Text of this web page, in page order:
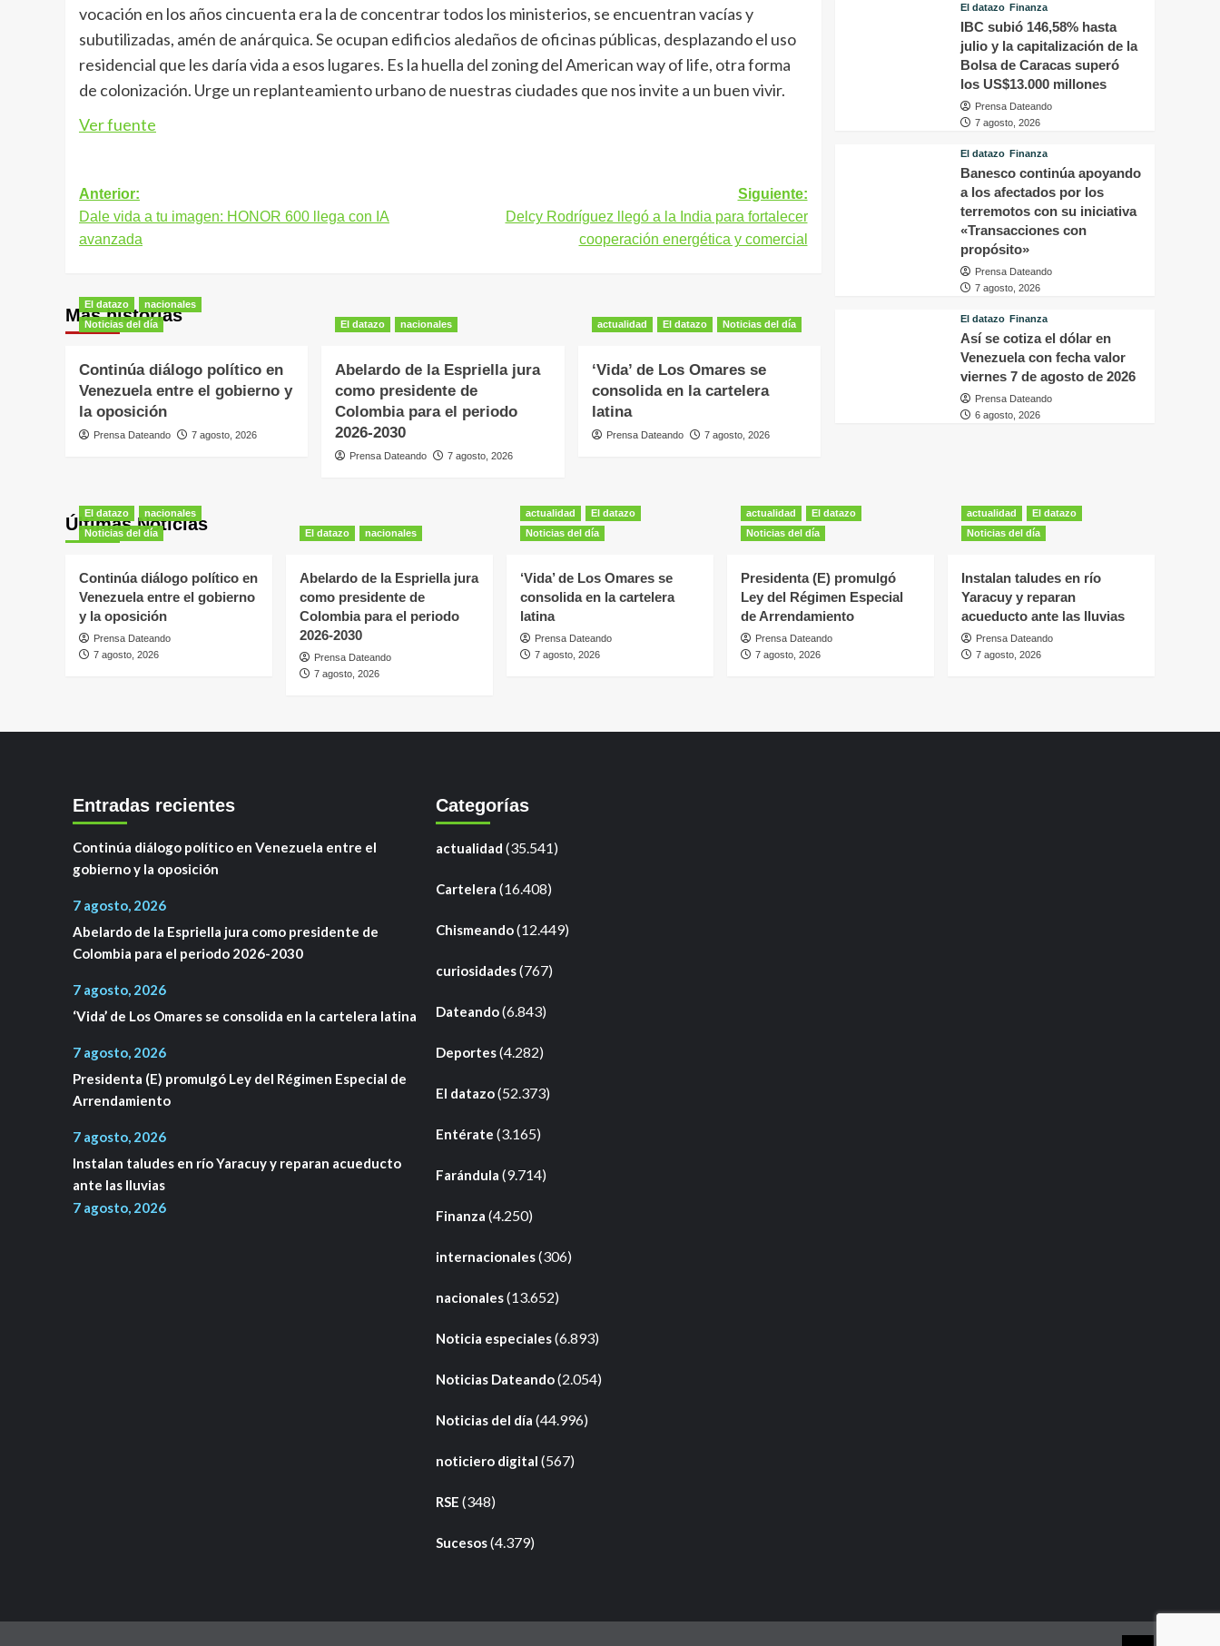
vocación en los años cincuenta era la de concentrar todos los ministerios, se encuentran vacías y
subutilizadas, amén de anárquica. Se ocupan edificios aledaños de oficinas públicas, desplazando el uso
residencial que les daría vida a esos lugares. Es la huella del zoning del American way of life, otra forma
de colonización. Urge un replanteamiento urbano de nuestras ciudades que nos invite a un buen vivir.
Ver fuente
Navegación
de
Anterior:
Dale vida a tu imagen: HONOR 600 llega con IA
avanzada
Siguiente:
Delcy Rodríguez llegó a la India para fortalecer
cooperación energética y comercial
Más historias
El datazo
nacionales
Noticias del día
Continúa diálogo político en
Venezuela entre el gobierno y
la oposición
Prensa Dateando 7 agosto, 2026
El datazo nacionales
Abelardo de la Espriella jura
como presidente de
Colombia para el periodo
2026-2030
Prensa Dateando 7 agosto, 2026
actualidad El datazo Noticias del día
‘Vida’ de Los Omares se
consolida en la cartelera
latina
Prensa Dateando 7 agosto, 2026
El datazo Finanza
IBC subió 146,58% hasta
julio y la capitalización de la
Bolsa de Caracas superó
los US$13.000 millones
Prensa Dateando
7 agosto, 2026
El datazo Finanza
Banesco continúa apoyando
a los afectados por los
terremotos con su iniciativa
«Transacciones con
propósito»
Prensa Dateando
7 agosto, 2026
El datazo Finanza
Así se cotiza el dólar en
Venezuela con fecha valor
viernes 7 de agosto de 2026
Prensa Dateando
6 agosto, 2026
Últimas Noticias
El datazo
nacionales
Noticias del día
Continúa diálogo político en
Venezuela entre el gobierno
y la oposición
Prensa Dateando
7 agosto, 2026
El datazo nacionales
Abelardo de la Espriella jura
como presidente de
Colombia para el periodo
2026-2030
Prensa Dateando
7 agosto, 2026
actualidad
El datazo
Noticias del día
‘Vida’ de Los Omares se
consolida en la cartelera
latina
Prensa Dateando
7 agosto, 2026
actualidad
El datazo
Noticias del día
Presidenta (E) promulgó
Ley del Régimen Especial
de Arrendamiento
Prensa Dateando
7 agosto, 2026
actualidad
El datazo
Noticias del día
Instalan taludes en río
Yaracuy y reparan
acueducto ante las lluvias
Prensa Dateando
7 agosto, 2026
Entradas recientes
Continúa diálogo político en Venezuela entre el
gobierno y la oposición
7 agosto, 2026
Abelardo de la Espriella jura como presidente de
Colombia para el periodo 2026-2030
7 agosto, 2026
‘Vida’ de Los Omares se consolida en la cartelera latina
7 agosto, 2026
Presidenta (E) promulgó Ley del Régimen Especial de
Arrendamiento
7 agosto, 2026
Instalan taludes en río Yaracuy y reparan acueducto
ante las lluvias
7 agosto, 2026
Categorías
actualidad (35.541)
Cartelera (16.408)
Chismeando(12.449)
curiosidades(767)
Dateando(6.843)
Deportes(4.282)
El datazo(52.373)
Entérate (3.165)
Farándula (9.714)
Finanza (4.250)
internacionales(306)
nacionales(13.652)
Noticia especiales(6.893)
Noticias Dateando(2.054)
Noticias del día (44.996)
noticiero digital (567)
RSE (348)
Sucesos(4.379)